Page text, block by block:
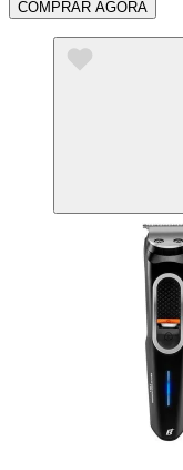
COMPRAR AGORA